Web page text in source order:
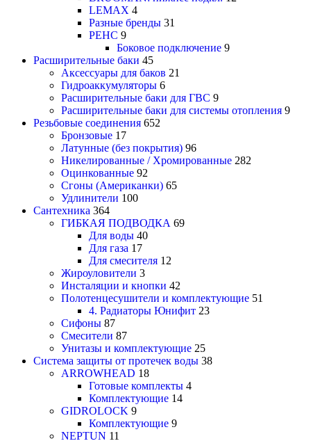
LEMAX 4
Разные бренды 31
РЕНС 9
Боковое подключение 9
Расширительные баки 45
Аксессуары для баков 21
Гидроаккумуляторы 6
Расширительные баки для ГВС 9
Расширительные баки для системы отопления 9
Резьбовые соединения 652
Бронзовые 17
Латунные (без покрытия) 96
Никелированные / Хромированные 282
Оцинкованные 92
Сгоны (Американки) 65
Удлинители 100
Сантехника 364
ГИБКАЯ ПОДВОДКА 69
Для воды 40
Для газа 17
Для смесителя 12
Жироуловители 3
Инсталяции и кнопки 42
Полотенцесушители и комплектующие 51
4. Радиаторы Юнифит 23
Сифоны 87
Смесители 87
Унитазы и комплектующие 25
Система защиты от протечек воды 38
ARROWHEAD 18
Готовые комплекты 4
Комплектующие 14
GIDROLOCK 9
Комплектующие 9
NEPTUN 11